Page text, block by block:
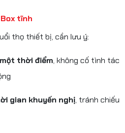
tĩnh
thọ thiết bị, cần lưu ý:
thời điểm, không cố tình tác
gian khuyến nghị, tránh chiếu